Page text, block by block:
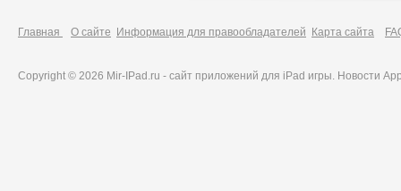
Главная О сайте Информация для правообладателей Карта сайта
Copyright © 2026 Mir-IPad.ru - сайт приложений для iPad игры. Новости